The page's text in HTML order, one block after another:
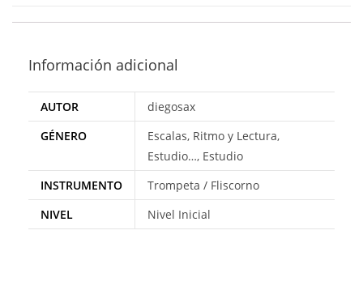
Información adicional
AUTOR
diegosax
GÉNERO
Escalas, Ritmo y Lectura,
Estudio…, Estudio
INSTRUMENTO
Trompeta / Fliscorno
NIVEL
Nivel Inicial